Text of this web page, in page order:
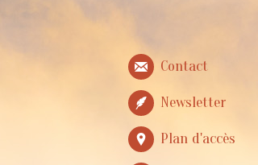
Contact
Newsletter
Plan d'accès